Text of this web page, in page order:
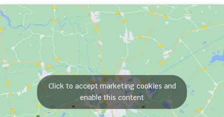
Click to accept marketing cookies and
enable this content